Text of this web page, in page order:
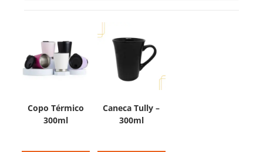
Copo Térmico
300ml
Caneca Tully –
300ml